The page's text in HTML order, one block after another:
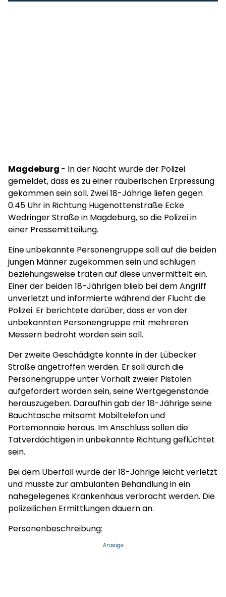
Magdeburg - In der Nacht wurde der Polizei
gemeldet, dass es zu einer räuberischen Erpressung
gekommen sein soll. Zwei 18-Jährige liefen gegen
0.45 Uhr in Richtung Hugenottenstraße Ecke
Wedringer Straße in Magdeburg, so die Polizei in
einer Pressemitteilung.
Eine unbekannte Personengruppe soll auf die beiden
jungen Männer zugekommen sein und schlugen
beziehungsweise traten auf diese unvermittelt ein.
Einer der beiden 18-Jährigen blieb bei dem Angriff
unverletzt und informierte während der Flucht die
Polizei. Er berichtete darüber, dass er von der
unbekannten Personengruppe mit mehreren
Messern bedroht worden sein soll.
Der zweite Geschädigte konnte in der Lübecker
Straße angetroffen werden. Er soll durch die
Personengruppe unter Vorhalt zweier Pistolen
aufgefordert worden sein, seine Wertgegenstände
herauszugeben. Daraufhin gab der 18-Jährige seine
Bauchtasche mitsamt Mobiltelefon und
Portemonnaie heraus. Im Anschluss sollen die
Tatverdächtigen in unbekannte Richtung geflüchtet
sein.
Bei dem Überfall wurde der 18-Jährige leicht verletzt
und musste zur ambulanten Behandlung in ein
nahegelegenes Krankenhaus verbracht werden. Die
polizeilichen Ermittlungen dauern an.
Personenbeschreibung:
Anzeige